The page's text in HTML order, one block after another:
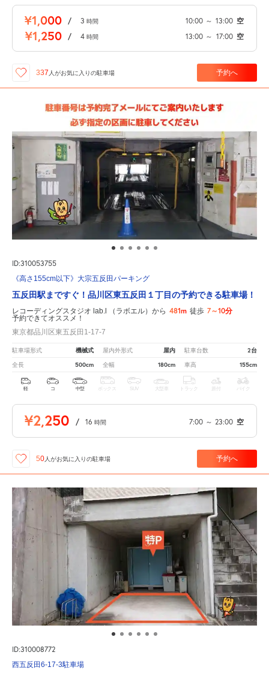
¥1,000 / 3 時間 10:00 ～ 13:00 空
¥1,250 / 4 時間 13:00 ～ 17:00 空
337 人がお気に入りの駐車場 予約へ
ID:310053755
《高さ155cm以下》大宗五反田パーキング
五反田駅まですぐ！品川区東五反田１丁目の予約できる駐車場！
レコーディングスタジオ lab.l （ラボエル）から 481m 徒歩 7～10分
予約できてオススメ！
東京都品川区東五反田1-17-7
駐車場形式 機械式 屋内外形式 屋内 駐車台数 2台
全長 500cm 全幅 180cm 車高 155cm
軽 コ 中型 ボックス SUV 大型車 トラック 原付 バイク
¥2,250 / 16 時間 7:00 ～ 23:00 空
50人がお気に入りの駐車場 予約へ
ID:310008772
西五反田6-17-3駐車場